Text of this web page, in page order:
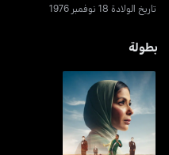
تاريخ الولادة 18 نوفمبر 1976
بطولة
رحلة 404